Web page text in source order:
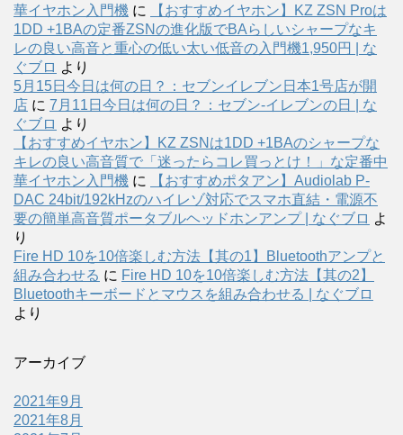
華イヤホン入門機 に
【おすすめイヤホン】KZ ZSN Proは
1DD +1BAの定番ZSNの進化版でBAらしいシャープなキ
レの良い高音と重心の低い太い低音の入門機1,950円 | な
ぐブロ より
5月15日今日は何の日？：セブンイレブン日本1号店が開
店 に 7月11日今日は何の日？：セブン-イレブンの日 | な
ぐブロ より
【おすすめイヤホン】KZ ZSNは1DD +1BAのシャープな
キレの良い高音質で「迷ったらコレ買っとけ！」な定番中
華イヤホン入門機 に
【おすすめポタアン】Audiolab P-
DAC 24bit/192kHzのハイレゾ対応でスマホ直結・電源不
要の簡単高音質ポータブルヘッドホンアンプ | なぐブロ よ
り
Fire HD 10を10倍楽しむ方法【其の1】Bluetoothアンプと
組み合わせる に Fire HD 10を10倍楽しむ方法【其の2】
Bluetoothキーボードとマウスを組み合わせる | なぐブロ
より
アーカイブ
2021年9月
2021年8月